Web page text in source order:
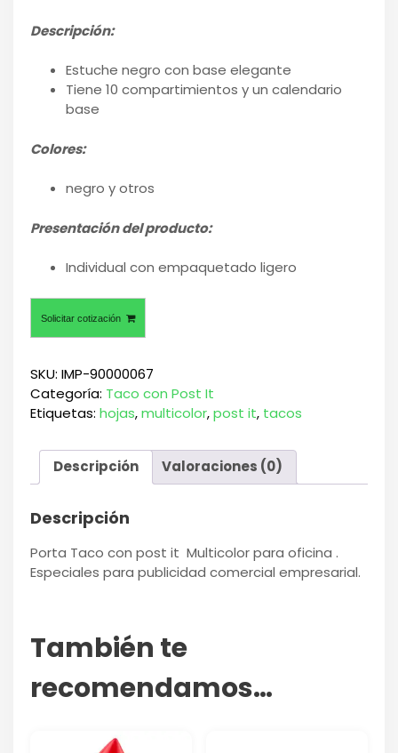
Descripción:
Estuche negro con base elegante
Tiene 10 compartimientos y un calendario
base
Colores:
negro y otros
Presentación del producto:
Individual con empaquetado ligero
Solicitar cotización
SKU: IMP-90000067
Categoría: Taco con Post It
Etiquetas: hojas,multicolor,post it, tacos
Descripción Valoraciones (0)
Descripción
Porta Taco con post it Multicolor para oficina .
Especiales para publicidad comercial empresarial.
También te
recomendamos…